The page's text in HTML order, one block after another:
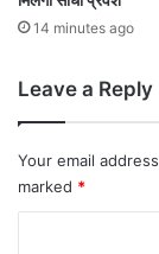
वा
में
वै
ध
ह
थि
14 minutes ago
Leave a Reply
Your email
marked *